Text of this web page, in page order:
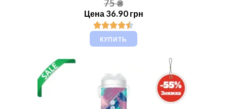
75 ₴
Цена 36.90 грн
КУПИТЬ